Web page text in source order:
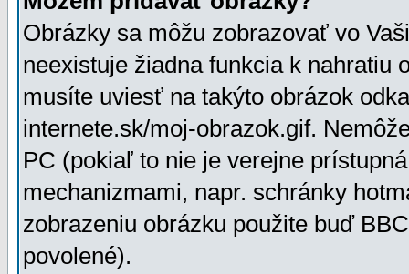
Obrázky sa môžu zobrazovať vo
neexistuje žiadna funkcia k nahratiu
musíte uviesť na takýto obrázok
internete.sk/moj-obrazok.gif.
PC (pokiaľ to nie je verejne
mechanizmami, napr. schránky
zobrazeniu obrázku použite buď
povolené).